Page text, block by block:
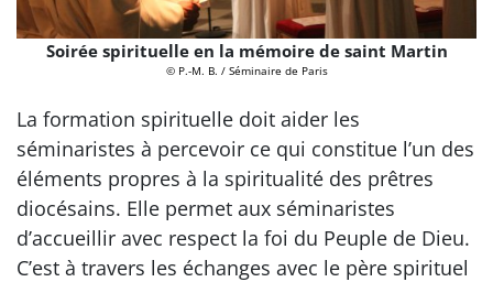
Soirée spirituelle en la mémoire de saint Martin
© P.-M. B. / Séminaire de Paris
La formation spirituelle doit aider les
séminaristes à percevoir ce qui constitue l’un des
éléments propres à la spiritualité des prêtres
diocésains. Elle permet aux séminaristes
d’accueillir avec respect la foi du Peuple de Dieu.
C’est à travers les échanges avec le père spirituel